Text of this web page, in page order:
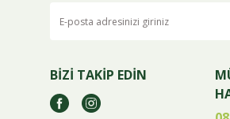
BİZİ TAKİP EDİN